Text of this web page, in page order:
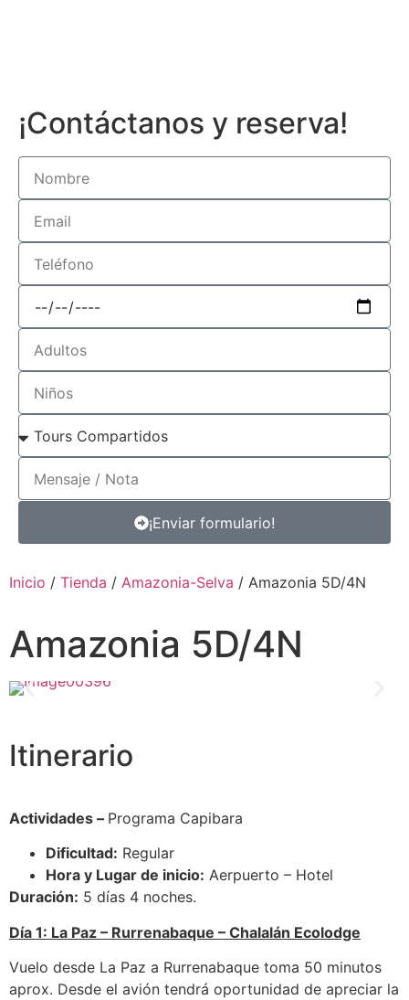
Inicio / Tienda / Amazonia-Selva / Amazonia 5D/4N
Amazonia 5D/4N
Itinerario
Actividades – Programa Capibara
Dificultad: Regular
Hora y Lugar de inicio: Aerpuerto – Hotel
Duración: 5 días 4 noches.
Día 1: La Paz – Rurrenabaque – Chalalán Ecolodge
Vuelo desde La Paz a Rurrenabaque toma 50 minutos
aprox. Desde el avión tendrá oportunidad de apreciar la
¡Contáctanos y reserva!
¡Enviar formulario!